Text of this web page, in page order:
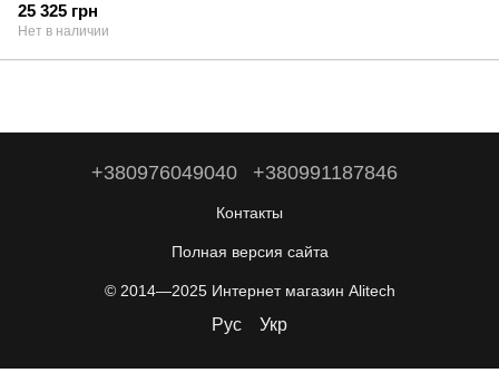
25 325 грн
Нет в наличии
+380976049040 +380991187846
Контакты
Полная версия сайта
© 2014—2025 Интернет магазин Alitech
Рус Укр